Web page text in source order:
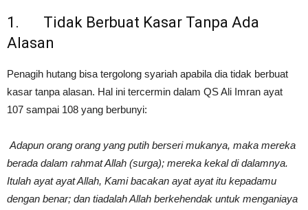
1. Tidak Berbuat Kasar Tanpa Ada
Alasan
Penagih hutang bisa tergolong syariah apabila dia tidak berbuat
kasar tanpa alasan. Hal ini tercermin dalam QS Ali Imran ayat
107 sampai 108 yang berbunyi:
Adapun orang orang yang putih berseri mukanya, maka mereka
berada dalam rahmat Allah (surga); mereka kekal di dalamnya.
Itulah ayat ayat Allah, Kami bacakan ayat ayat itu kepadamu
dengan benar; dan tiadalah Allah berkehendak untuk menganiaya